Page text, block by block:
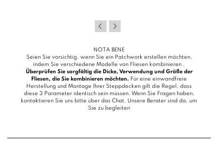
NOTA BENE
Seien Sie vorsichtig, wenn Sie ein Patchwork erstellen möchten,
indem Sie verschiedene Modelle von Fliesen kombinieren ,
Überprüfen Sie sorgfältig die Dicke, Verwendung und Größe der
Fliesen, die Sie kombinieren möchten. Für eine einwandfreie
Herstellung und Montage Ihrer Steppdecken gilt die Regel, dass
diese 3 Parameter identisch sein müssen. Wenn Sie Fragen haben,
kontaktieren Sie uns bitte über das Chat, Unsere Berater sind da, um
Sie zu begleiten